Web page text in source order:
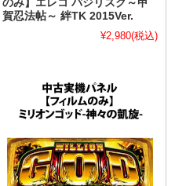
のみ】エレコ バジリスク～甲
賀忍法帖～ 絆TK 2015Ver.
¥2,980(税込)